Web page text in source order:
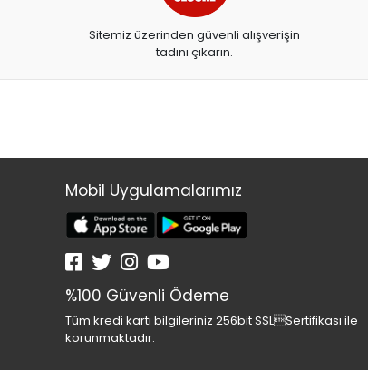
ARTDECO 140
ARTEMİS YAYINLARI
BAYINDIR
BEAR&DEAR
BECKS
BELMİL
BENETTON
BESTWAY
BEYAZ BALİNA YAYINLARI
Sitemiz üzerinden güvenli alışverişin
tadını çıkarın.
Mobil Uygulamalarımız
%100 Güvenli Ödeme
Tüm kredi kartı bilgileriniz 256bit SSLSertifikası ile
korunmaktadır.